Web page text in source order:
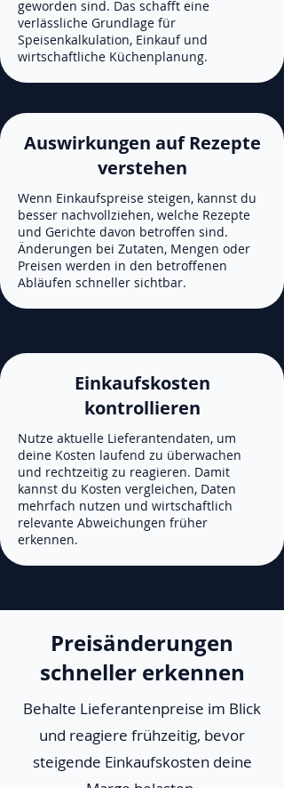
geworden sind. Das schafft eine
verlässliche Grundlage für
Speisenkalkulation, Einkauf und
wirtschaftliche Küchenplanung.
Auswirkungen auf Rezepte
verstehen
Wenn Einkaufspreise steigen, kannst du
besser nachvollziehen, welche Rezepte
und Gerichte davon betroffen sind.
Änderungen bei Zutaten, Mengen oder
Preisen werden in den betroffenen
Abläufen schneller sichtbar.
Einkaufskosten
kontrollieren
Nutze aktuelle Lieferantendaten, um
deine Kosten laufend zu überwachen
und rechtzeitig zu reagieren. Damit
kannst du Kosten vergleichen, Daten
mehrfach nutzen und wirtschaftlich
relevante Abweichungen früher
erkennen.
Preisänderungen
schneller erkennen
Behalte Lieferantenpreise im Blick
und reagiere frühzeitig, bevor
steigende Einkaufskosten deine